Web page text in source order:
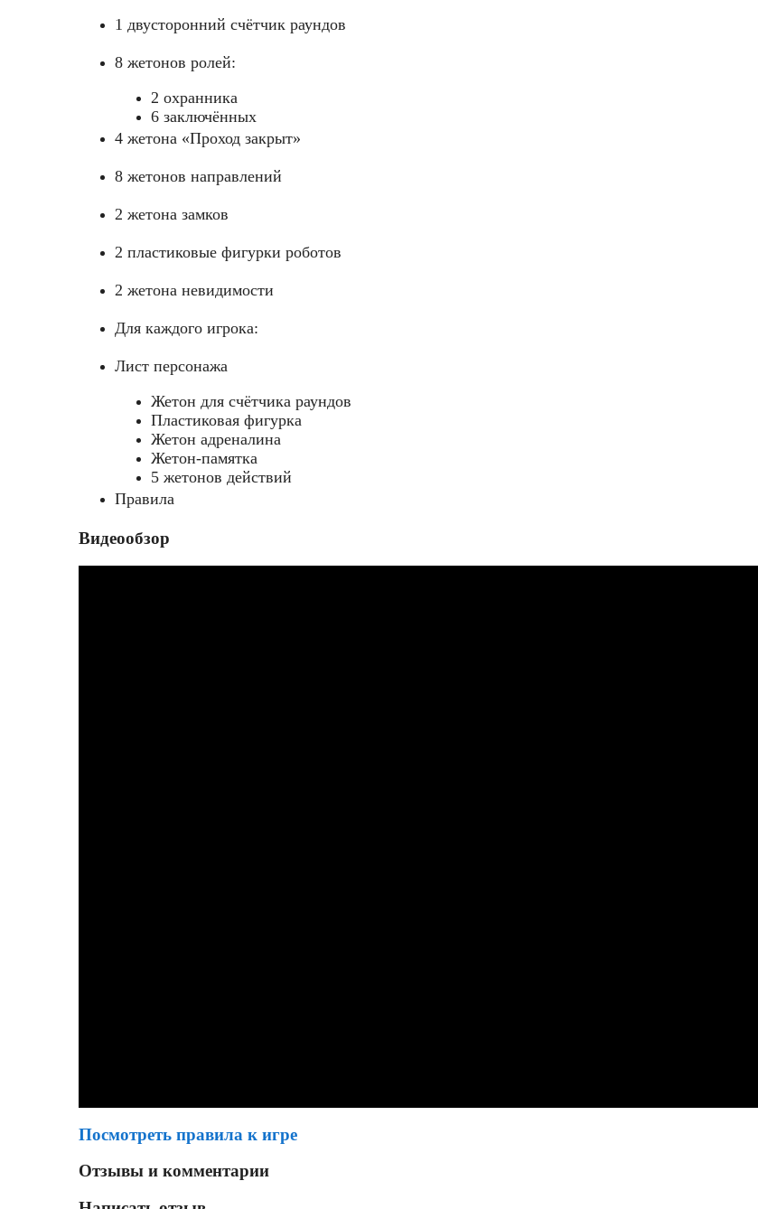
1 двусторонний счётчик раундов
8 жетонов ролей:
2 охранника
6 заключённых
4 жетона «Проход закрыт»
8 жетонов направлений
2 жетона замков
2 пластиковые фигурки роботов
2 жетона невидимости
Для каждого игрока:
Лист персонажа
Жетон для счётчика раундов
Пластиковая фигурка
Жетон адреналина
Жетон-памятка
5 жетонов действий
Правила
Видеообзор
Посмотреть правила к игре
Отзывы и комментарии